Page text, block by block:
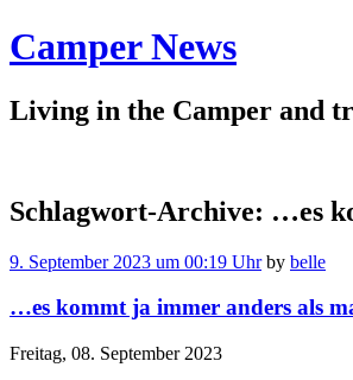
Camper News
Living in the Camper and
Schlagwort-Archive: …es
9. September 2023 um 00:19 Uhr by belle
…es kommt ja immer anders als
Freitag, 08. September 2023